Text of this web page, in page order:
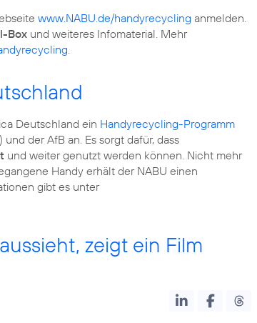
www.NABU.de/handyrecycling anmelden.
Box und weiteres Infomaterial. Mehr
.
Deutschland ein Handyrecycling-Programm
der AfB an. Es sorgt dafür, dass
und weiter genutzt werden können. Nicht mehr
Handy erhält der NABU einen
gibt es unter
zeigt ein Film